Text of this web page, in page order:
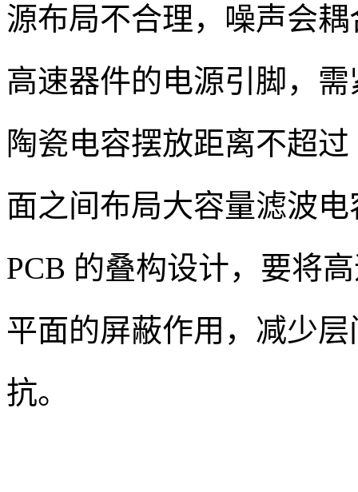
源布局不合理，噪声会
高速器件的电源引脚，
陶瓷电容摆放距离不超
面之间布局大容量滤波
PCB 的叠构设计，要将
平面的屏蔽作用，减少
抗。